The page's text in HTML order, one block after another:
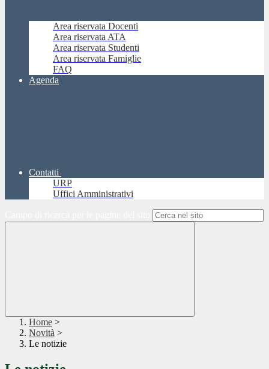
Area riservata Docenti
Area riservata ATA
Area riservata Studenti
Area riservata Famiglie
FAQ
Agenda
Contatti
URP
Uffici Amministrativi
Home >
Novità >
Le notizie